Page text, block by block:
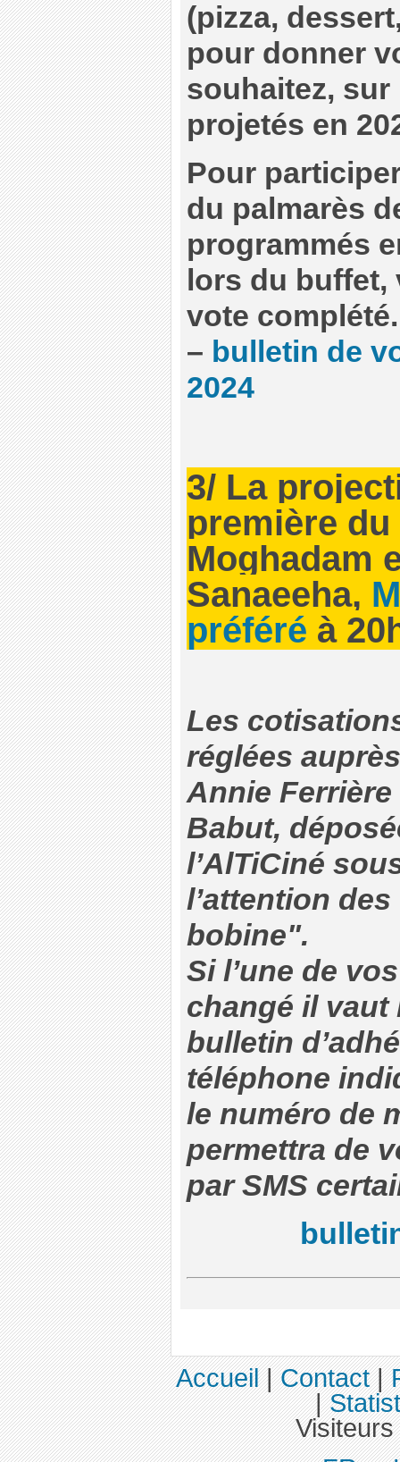
(pizza,
pour donner
souhaitez,
projetés en
Pour
du palmarès
programmés
lors du
vote complété.
– bulletin de
2024
3/ La
première
Moghadam
Sanaeeha,
préféré à
Les
réglées
Annie
Babut,
l’AlTiCiné
l’attention
bobine".
Si l’une de
changé il vaut
bulletin
téléphone
le numéro de
permettra de
par SMS
Accueil|Contact|
|